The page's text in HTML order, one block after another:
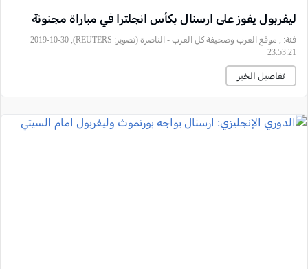
ليفربول يفوز على ارسنال بكأس انجلترا في مباراة مجنونة
فئة:
, موقع العرب وصحيفة كل العرب - الناصرة (تصوير: REUTERS), 2019-10-30
23:53:21
تفاصيل الخبر